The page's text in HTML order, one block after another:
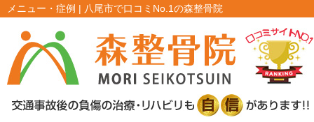
メニュー・症例 | 八尾市で口コミNo.1の森整骨院